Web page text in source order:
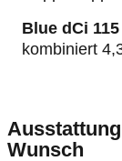
Blue dCi
kombiniert
Wunsch